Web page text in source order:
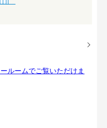
ルームでご覧いただけま